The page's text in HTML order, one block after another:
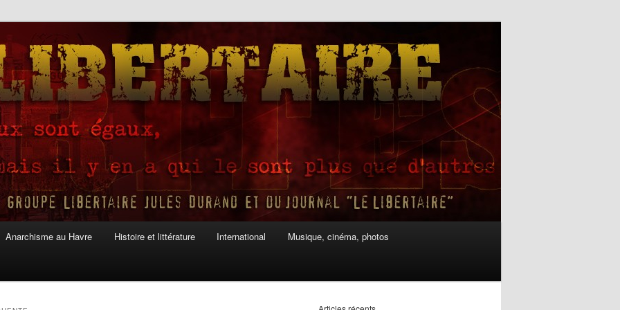
Anarchisme au Havre Histoire et littérature International Musique, cinéma, photos